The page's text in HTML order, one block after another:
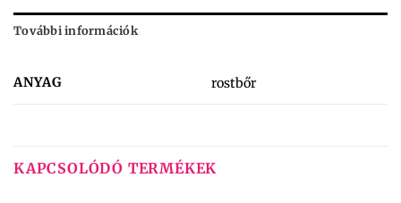
További információk
ANYAG rostbőr
KAPCSOLÓDÓ TERMÉKEK